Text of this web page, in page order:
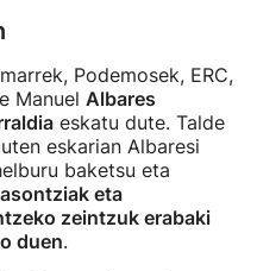
Podemosek, ERC,
Manuel Albares
eskatu dute. Talde
eskarian Albaresi
baketsu eta
eta
zeintzuk erabaki
duen.